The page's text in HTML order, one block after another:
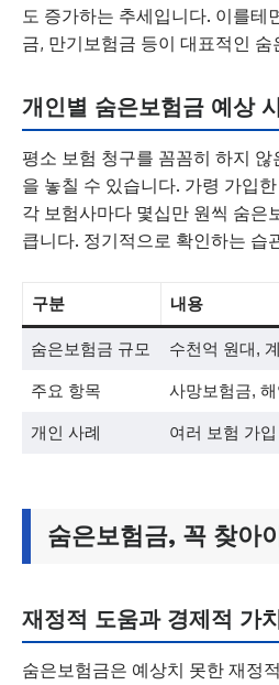
도 증가하는 추세입니다. 이를테
금, 만기보험금 등이 대표적인
개인별 숨은보험금 예상
평소 보험 청구를 꼼꼼히 하지
을 놓칠 수 있습니다. 가령 가입
각 보험사마다 몇십만 원씩 숨은
큽니다. 정기적으로 확인하는 습
구분 내용
숨은보험금 규모 수천억 원대,
주요 항목 사망보험금,
개인 사례 여러 보험 가
숨은보험금, 꼭 찾아
재정적 도움과 경제적 가
숨은보험금은 예상치 못한 재정